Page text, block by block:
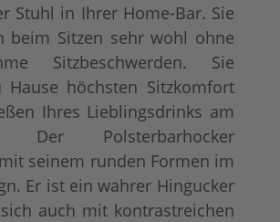
Stuhl in Ihrer Home-Bar. Sie
beim Sitzen sehr wohl ohne
Sitzbeschwerden. Sie
Hause höchsten Sitzkomfort
Ihres Lieblingsdrinks am
Der Polsterbarhocker
seinem runden Formen im
Er ist ein wahrer Hingucker
auch mit kontrastreichen